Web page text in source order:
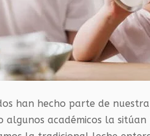
han hecho parte de
algunos académicos la